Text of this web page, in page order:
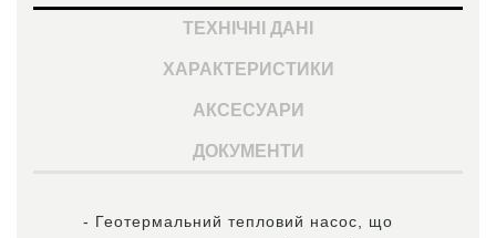
ТЕХНІЧНІ ДАНІ
ХАРАКТЕРИСТИКИ
АКСЕСУАРИ
ДОКУМЕНТИ
- Геотермальний тепловий насос, що